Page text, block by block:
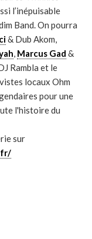
l’inépuisable
Band. On pourra
& Dub Akom,
, Marcus Gad &
Rambla et le
locaux Ohm
pour une
l'histoire du
sur